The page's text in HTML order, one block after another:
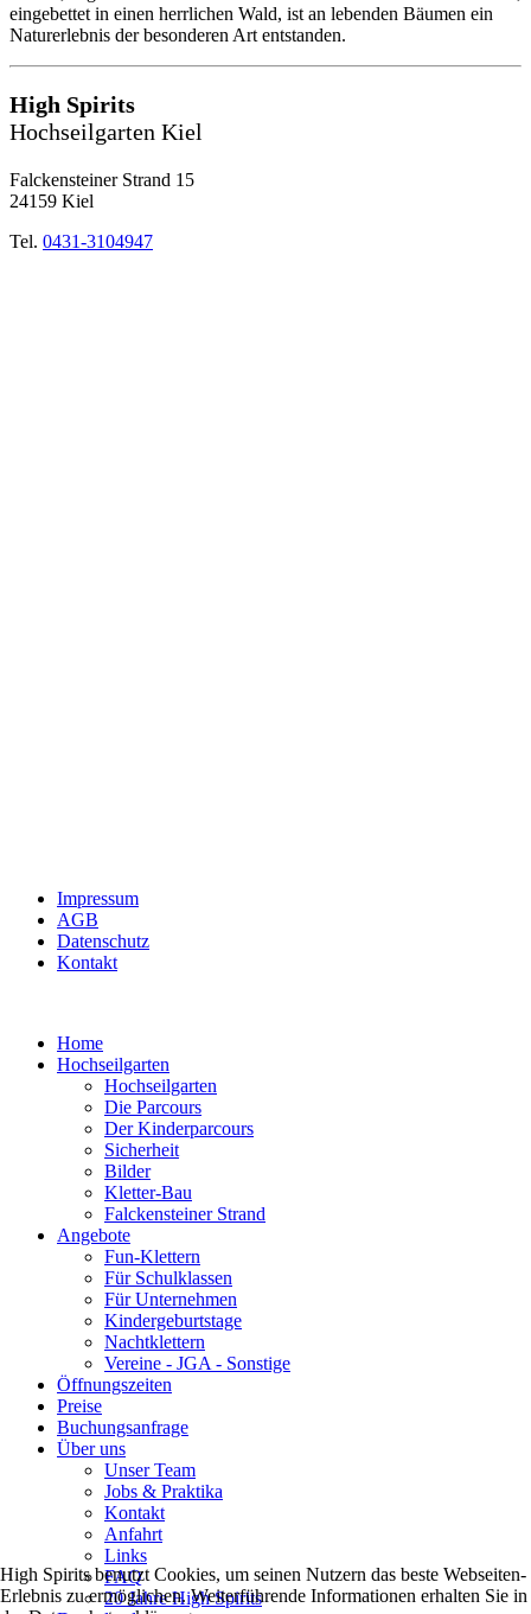
eingebettet in einen herrlichen Wald, ist an lebenden Bäumen ein
Naturerlebnis der besonderen Art entstanden.
High Spirits
Hochseilgarten Kiel
Falckensteiner Strand 15
24159 Kiel
Tel. 0431-3104947
Impressum
AGB
Datenschutz
Kontakt
Home
Hochseilgarten
Hochseilgarten
Die Parcours
Der Kinderparcours
Sicherheit
Bilder
Kletter-Bau
Falckensteiner Strand
Angebote
Fun-Klettern
Für Schulklassen
Für Unternehmen
Kindergeburtstage
Nachtklettern
Vereine - JGA - Sonstige
Öffnungszeiten
Preise
Buchungsanfrage
Über uns
Unser Team
Jobs & Praktika
Kontakt
Anfahrt
Links
FAQ
20 Jahre High Spirits
High Spirits benutzt Cookies, um seinen Nutzern das beste Webseiten-
Erlebnis zu ermöglichen. Weiterführende Informationen erhalten Sie in